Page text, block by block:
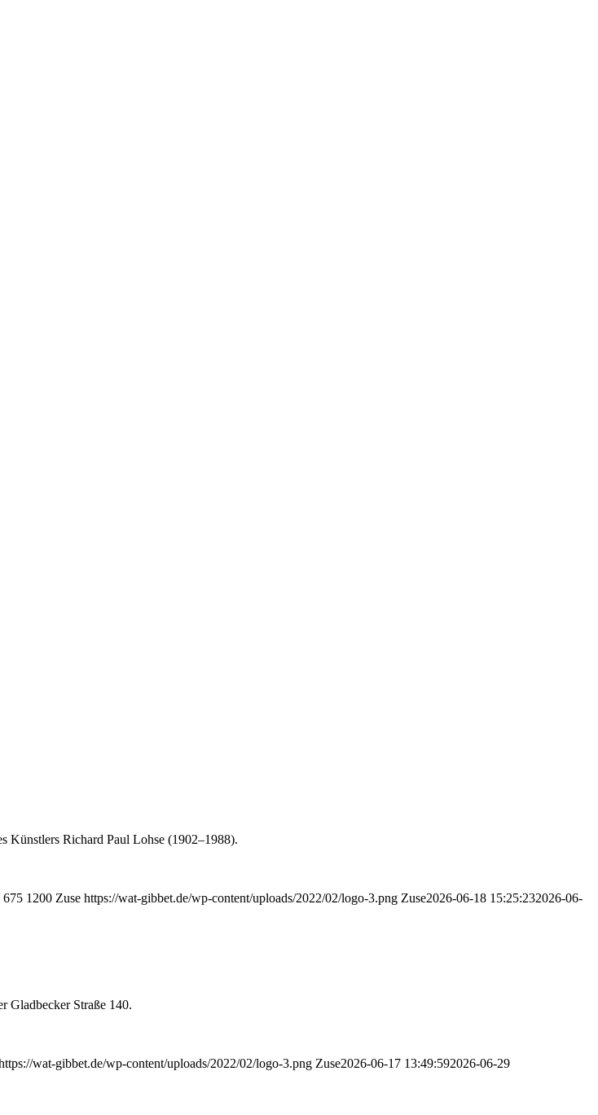
Künstlers Richard Paul Lohse (1902–1988).
675 1200 Zuse https://wat-gibbet.de/wp-content/uploads/2022/02/logo-3.png Zuse2026-06-18 15:25:232026-06-
Gladbecker Straße 140.
wat-gibbet.de/wp-content/uploads/2022/02/logo-3.png Zuse2026-06-17 13:49:592026-06-29